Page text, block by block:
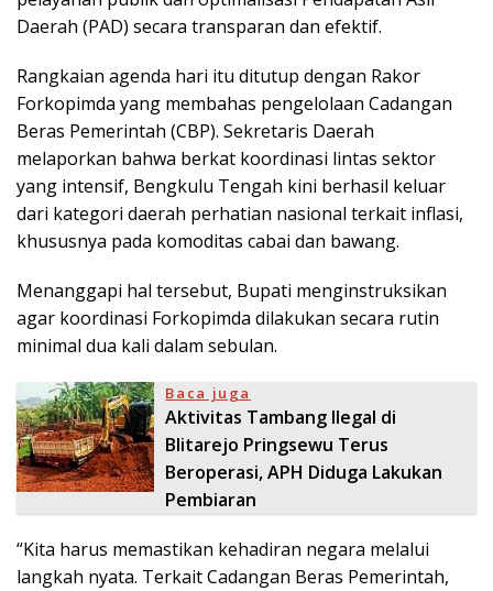
Daerah (PAD) secara transparan dan efektif.
Rangkaian agenda hari itu ditutup dengan Rakor
Forkopimda yang membahas pengelolaan Cadangan
Beras Pemerintah (CBP). Sekretaris Daerah
melaporkan bahwa berkat koordinasi lintas sektor
yang intensif, Bengkulu Tengah kini berhasil keluar
dari kategori daerah perhatian nasional terkait inflasi,
khususnya pada komoditas cabai dan bawang.
Menanggapi hal tersebut, Bupati menginstruksikan
agar koordinasi Forkopimda dilakukan secara rutin
minimal dua kali dalam sebulan.
Baca juga
Aktivitas Tambang Ilegal di
Blitarejo Pringsewu Terus
Beroperasi, APH Diduga Lakukan
Pembiaran
“Kita harus memastikan kehadiran negara melalui
langkah nyata. Terkait Cadangan Beras Pemerintah,